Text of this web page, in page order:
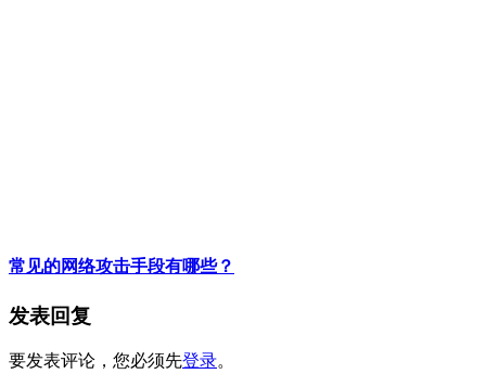
常见的网络攻击手段有哪些？
发表回复
要发表评论，您必须先登录。